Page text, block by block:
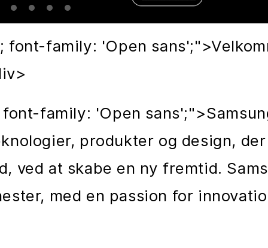
family: 'Open
family: 'Open
produkter og design, der
ved at skabe en ny fremtid.
med en passion for